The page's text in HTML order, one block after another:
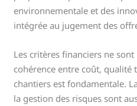
environnementale et des
intégrée au jugement des
Les critères financiers ne
cohérence entre coût, qualité
chantiers est fondamentale.
la gestion des risques sont